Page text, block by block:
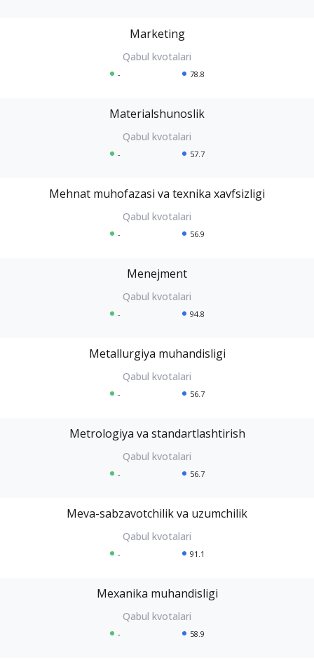
Marketing
- 78.8
Materialshunoslik
- 57.7
Mehnat muhofazasi va texnika xavfsizligi
- 56.9
Menejment
- 94.8
Metallurgiya muhandisligi
- 56.7
Metrologiya va standartlashtirish
- 56.7
Meva-sabzavotchilik va uzumchilik
- 91.1
Mexanika muhandisligi
- 58.9